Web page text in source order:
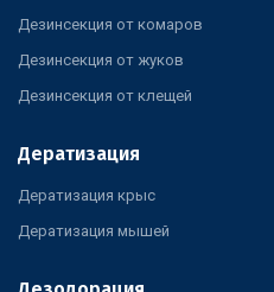
Дезинсекция от комаров
Дезинсекция от жуков
Дезинсекция от клещей
Дератизация
Дератизация крыс
Дератизация мышей